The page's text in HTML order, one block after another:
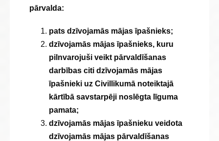
pārvalda:
pats dzīvojamās mājas īpašnieks;
dzīvojamās mājas īpašnieks, kuru
pilnvarojuši veikt pārvaldīšanas
darbības citi dzīvojamās mājas
īpašnieki uz Civillikumā noteiktajā
kārtībā savstarpēji noslēgta līguma
pamata;
dzīvojamās mājas īpašnieku veidota
dzīvojamās mājas pārvaldīšanas